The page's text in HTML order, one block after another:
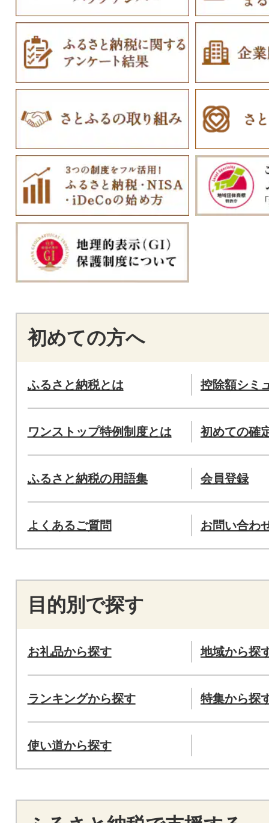
初めての方へ
ふるさと納税とは 控除額シミ
ワンストップ特例制度とは 初めての確
ふるさと納税の用語集 会員登録
よくあるご質問 お問い合わ
目的別で探す
お礼品から探す 地域から探
ランキングから探す 特集から探
使い道から探す